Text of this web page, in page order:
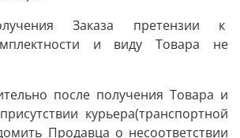
Заказа претензии к
и виду Товара не
после получения Товара и
курьера(транспортной
Продавца о несоответствии